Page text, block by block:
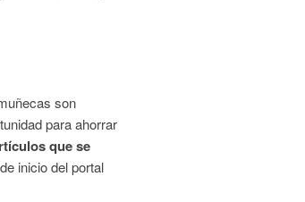
son
para ahorrar
que se
inicio del portal